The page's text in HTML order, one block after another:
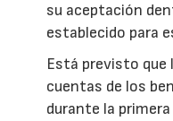
su aceptación
establecido para
Está previsto que
cuentas de los
durante la